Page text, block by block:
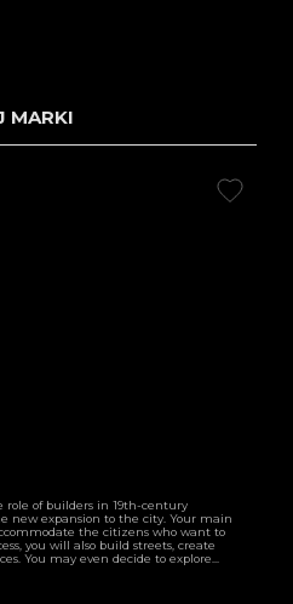
MARKI
role of builders in 19th-century
new expansion to the city. Your main
the citizens who want to
you will also build streets, create
You may even decide to explore...